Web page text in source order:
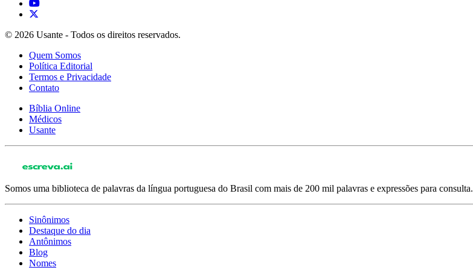
© 2026 Usante - Todos os direitos reservados.
Quem Somos
Política Editorial
Termos e Privacidade
Contato
Bíblia Online
Médicos
Usante
Somos uma biblioteca de palavras da língua portuguesa do Brasil com mais de 200 mil palavras e expressões para consulta.
Sinônimos
Destaque do dia
Antônimos
Blog
Nomes